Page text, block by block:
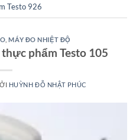
Testo 926
,MÁY ĐO NHIỆT ĐỘ
phẩm Testo 105
HUỲNH ĐỖ NHẬT PHÚC